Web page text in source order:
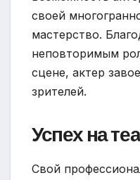
своей
мастерство.
неповторимым
сцене, актер
зрителей.
Успех на
Свой